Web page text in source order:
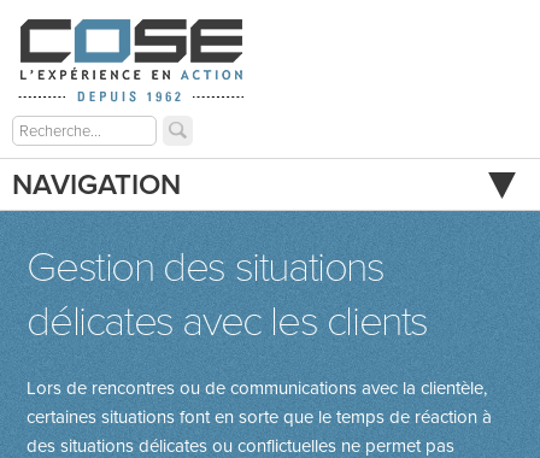
NAVIGATION
Gestion des situations
délicates avec les clients
Lors de rencontres ou de communications avec la clientèle,
certaines situations font en sorte que le temps de réaction à
des situations délicates ou conflictuelles ne permet pas